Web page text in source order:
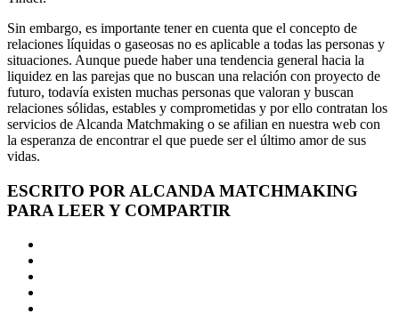
Sin embargo, es importante tener en cuenta que el concepto de
relaciones líquidas o gaseosas no es aplicable a todas las personas y
situaciones. Aunque puede haber una tendencia general hacia la
liquidez en las parejas que no buscan una relación con proyecto de
futuro, todavía existen muchas personas que valoran y buscan
relaciones sólidas, estables y comprometidas y por ello contratan los
servicios de Alcanda Matchmaking o se afilian en nuestra web con
la esperanza de encontrar el que puede ser el último amor de sus
vidas.
ESCRITO POR ALCANDA MATCHMAKING
PARA LEER Y COMPARTIR